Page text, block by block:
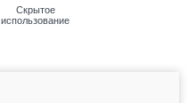
Скрытое
использование